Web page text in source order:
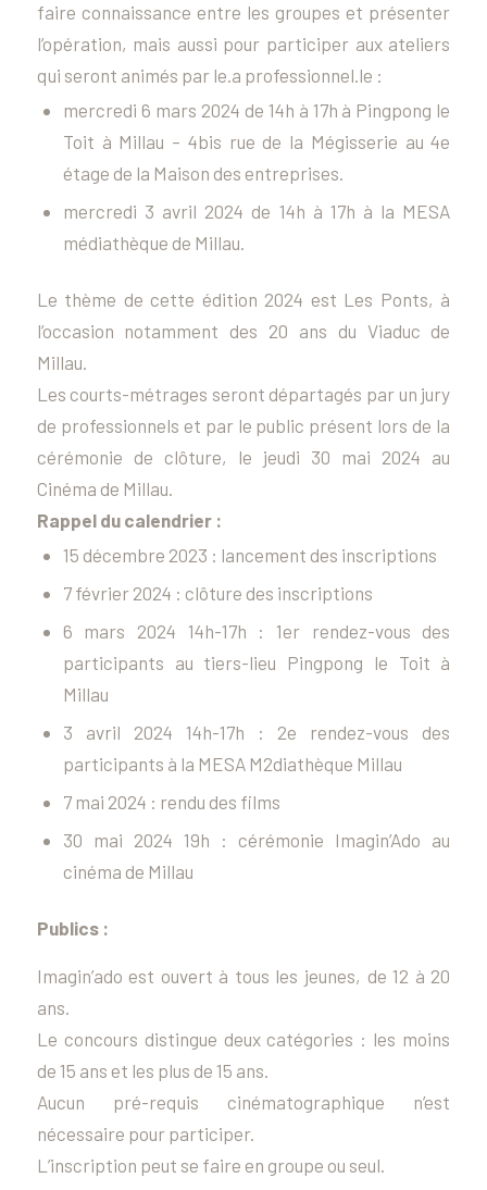
faire connaissance entre les groupes et présenter
l’opération, mais aussi pour participer aux ateliers
qui seront animés par le.a professionnel.le :
mercredi 6 mars 2024 de 14h à 17h à Pingpong le
Toit à Millau – 4bis rue de la Mégisserie au 4e
étage de la Maison des entreprises.
mercredi 3 avril 2024 de 14h à 17h à la MESA
médiathèque de Millau.
Le thème de cette édition 2024 est Les Ponts, à
l’occasion notamment des 20 ans du Viaduc de
Millau.
Les courts-métrages seront départagés par un jury
de professionnels et par le public présent lors de la
cérémonie de clôture, le jeudi 30 mai 2024 au
Cinéma de Millau.
Rappel du calendrier :
15 décembre 2023 : lancement des inscriptions
7 février 2024 : clôture des inscriptions
6 mars 2024 14h-17h : 1er rendez-vous des
participants au tiers-lieu Pingpong le Toit à
Millau
3 avril 2024 14h-17h : 2e rendez-vous des
participants à la MESA M2diathèque Millau
7 mai 2024 : rendu des films
30 mai 2024 19h : cérémonie Imagin’Ado au
cinéma de Millau
Publics :
Imagin’ado est ouvert à tous les jeunes, de 12 à 20
ans.
Le concours distingue deux catégories : les moins
de 15 ans et les plus de 15 ans.
Aucun pré-requis cinématographique n’est
nécessaire pour participer.
L’inscription peut se faire en groupe ou seul.